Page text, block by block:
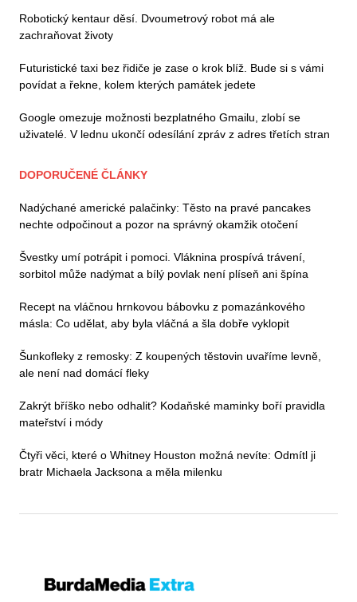
Robotický kentaur děsí. Dvoumetrový robot má ale
zachraňovat životy
Futuristické taxi bez řidiče je zase o krok blíž. Bude si s vámi
povídat a řekne, kolem kterých památek jedete
Google omezuje možnosti bezplatného Gmailu, zlobí se
uživatelé. V lednu ukončí odesílání zpráv z adres třetích stran
DOPORUČENÉ ČLÁNKY
Nadýchané americké palačinky: Těsto na pravé pancakes
nechte odpočinout a pozor na správný okamžik otočení
Švestky umí potrápit i pomoci. Vláknina prospívá trávení,
sorbitol může nadýmat a bílý povlak není plíseň ani špína
Recept na vláčnou hrnkovou bábovku z pomazánkového
másla: Co udělat, aby byla vláčná a šla dobře vyklopit
Šunkofleky z remosky: Z koupených těstovin uvaříme levně,
ale není nad domácí fleky
Zakrýt bříško nebo odhalit? Kodaňské maminky boří pravidla
mateřství i módy
Čtyři věci, které o Whitney Houston možná nevíte: Odmítl ji
bratr Michaela Jacksona a měla milenku